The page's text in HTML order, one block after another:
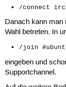
/connect
Danach kann man
Wahl betreten. In
/join
eingeben und
Supportchannel.